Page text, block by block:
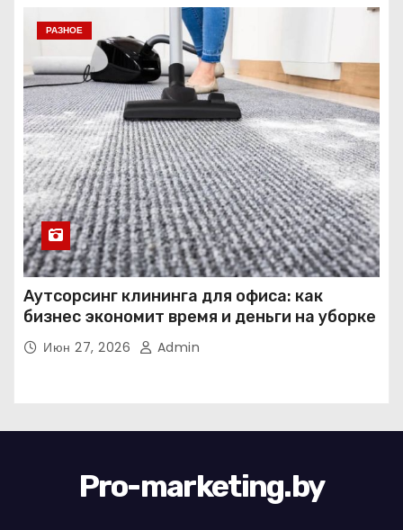
РАЗНОЕ
Аутсорсинг клининга для офиса: как
бизнес экономит время и деньги на уборке
Июн 27, 2026 Admin
Pro-marketing.by